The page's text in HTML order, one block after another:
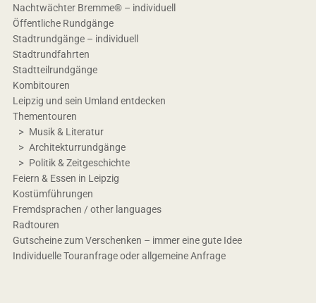
Nachtwächter Bremme® – individuell
Öffentliche Rundgänge
Stadtrundgänge – individuell
Stadtrundfahrten
Stadtteilrundgänge
Kombitouren
Leipzig und sein Umland entdecken
Thementouren
Musik & Literatur
Architekturrundgänge
Politik & Zeitgeschichte
Feiern & Essen in Leipzig
Kostümführungen
Fremdsprachen / other languages
Radtouren
Gutscheine zum Verschenken – immer eine gute Idee
Individuelle Touranfrage oder allgemeine Anfrage